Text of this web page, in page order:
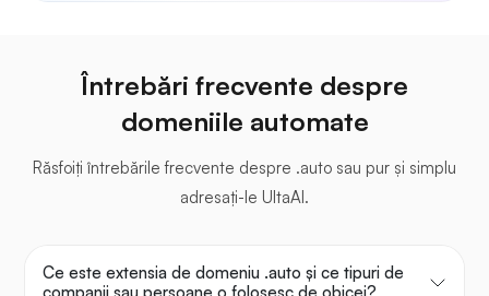
Întrebări frecvente despre
domeniile automate
Răsfoiți întrebările frecvente despre .auto sau pur și simplu
adresați-le UltaAI.
Ce este extensia de domeniu .auto și ce tipuri de